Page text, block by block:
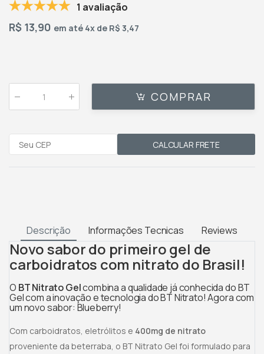
1 avaliação
R$ 13,90 em até 4x de R$ 3,47
COMPRAR
CALCULAR FRETE
Descrição Informações Tecnicas Reviews
Novo sabor do primeiro gel de
carboidratos com nitrato do Brasil!
O BT Nitrato Gelcombina a qualidade já conhecida do BT
Gel com a inovação e tecnologia do BT Nitrato! Agora com
um novo sabor: Blueberry!
Com carboidratos, eletrólitos e 400mg de nitrato
proveniente da beterraba, o BT Nitrato Gel foi formulado para